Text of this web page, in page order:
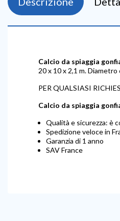
Calcio da spiaggia
20 x 10 x 2,1 m.
PER QUALSIASI
Calcio da spiaggia
Qualità e sicurezza: è
Spedizione veloce in
Garanzia di 1 anno
SAV France